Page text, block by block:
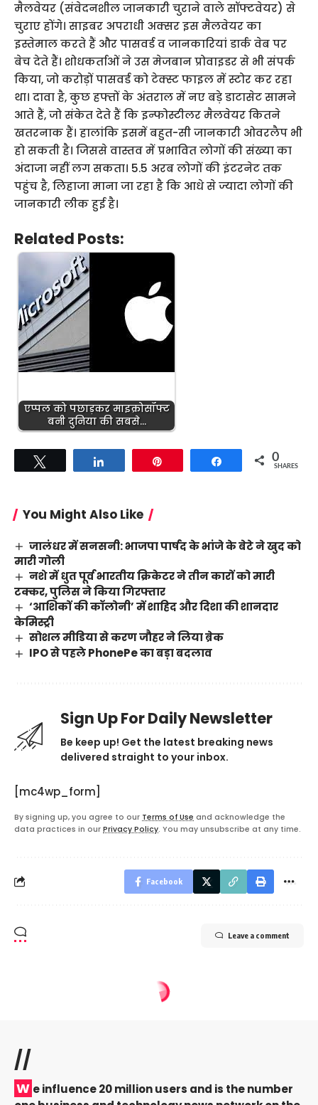
मैलवेयर (संवेदनशील जानकारी चुराने वाले सॉफ्टवेयर) से
चुराए होंगे। साइबर अपराधी अक्सर इस मैलवेयर का
इस्तेमाल करते हैं और पासवर्ड व जानकारियां डार्क वेब पर
बेच देते हैं। शोधकर्ताओं ने उस मेजबान प्रोवाइडर से भी संपर्क
किया, जो करोड़ों पासवर्ड को टेक्स्ट फाइल में स्टोर कर रहा
था। दावा है, कुछ हफ्तों के अंतराल में नए बड़े डाटासेट सामने
आते हैं, जो संकेत देते हैं कि इन्फोस्टीलर मैलवेयर कितने
खतरनाक हैं। हालांकि इसमें बहुत-सी जानकारी ओवरलैप भी
हो सकती है। जिससे वास्तव में प्रभावित लोगों की संख्या का
अंदाजा नहीं लग सकता। 5.5 अरब लोगों की इंटरनेट तक
पहुंच है, लिहाजा माना जा रहा है कि आधे से ज्यादा लोगों की
जानकारी लीक हुई है।
Related Posts:
एप्पल को पछाड़कर माइक्रोसॉफ्ट
बनी दुनिया की सबसे…
Share 0
SHARES
You Might Also Like
जालंधर में सनसनी: भाजपा पार्षद के भांजे के बेटे ने खुद को
मारी गोली
नशे में धुत पूर्व भारतीय क्रिकेटर ने तीन कारों को मारी
टक्कर, पुलिस ने किया गिरफ्तार
‘आशिकों की कॉलोनी’ में शाहिद और दिशा की शानदार
केमिस्ट्री
सोशल मीडिया से करण जौहर ने लिया ब्रेक
IPO से पहले PhonePe का बड़ा बदलाव
Sign Up For Daily Newsletter
Be keep up! Get the latest breaking news
delivered straight to your inbox.
[mc4wp_form]
By signing up, you agree to our Terms of Use and acknowledge the
data practices in our Privacy Policy. You may unsubscribe at any time.
Facebook
Leave a comment
//
W e influence 20 million users and is the number